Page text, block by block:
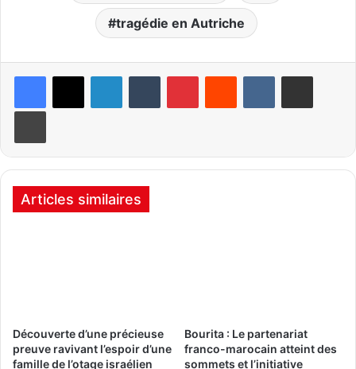
tragédie en Autriche
Articles similaires
Découverte d’une précieuse
preuve ravivant l’espoir d’une
famille de l’otage israélien
Bourita : Le partenariat
franco-marocain atteint des
sommets et l’initiative